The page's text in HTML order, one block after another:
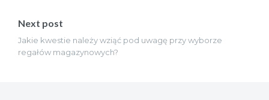
Next post
Jakie kwestie należy wziąć pod uwagę przy wyborze
regałów magazynowych?